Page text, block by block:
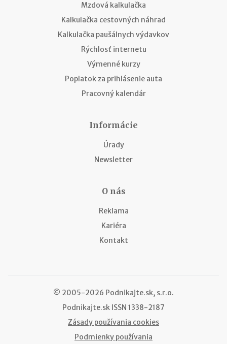
Mzdová kalkulačka
Kalkulačka cestovných náhrad
Kalkulačka paušálnych výdavkov
Rýchlosť internetu
Výmenné kurzy
Poplatok za prihlásenie auta
Pracovný kalendár
Informácie
Úrady
Newsletter
O nás
Reklama
Kariéra
Kontakt
© 2005-2026 Podnikajte.sk, s.r.o.
Podnikajte.sk ISSN 1338-2187
Zásady používania cookies
Podmienky používania